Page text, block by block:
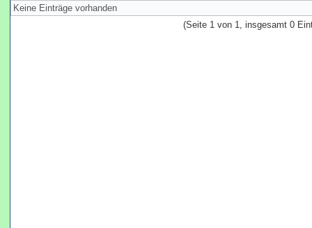
Keine Einträge vorhanden
(Seite 1 von 1, insgesamt 0